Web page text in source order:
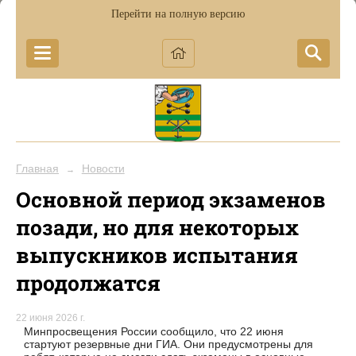
Перейти на полную версию
Главная → Новости
Основной период экзаменов
позади, но для некоторых
выпускников испытания
продолжатся
22 июня 2026 г.
Минпросвещения России сообщило, что 22 июня
стартуют резервные дни ГИА. Они предусмотрены для